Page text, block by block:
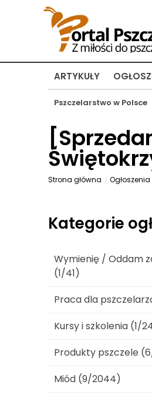
ARTYKUŁY
Pszczelarstwo w Polsce
[
Strona główna
Kategorie
Wymienię / Oddam
(1/41)
Praca dla
Kursy i szkolenia (1/
Produkty pszczele
Miód (9/2044)